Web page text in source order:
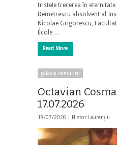
tristețe trecerea în
Demetrescu absolvent al
Nicolae Grigorescu,
École …
Read More
galaxia nemuririi
Octavian
17.07.2026
18/07/2026 | Nistor Laurențiu